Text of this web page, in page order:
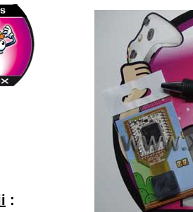
: